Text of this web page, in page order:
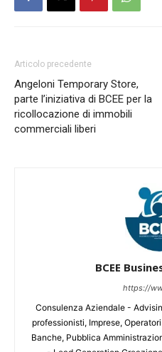
Articolo precedente
Angeloni Temporary Store,
parte l’iniziativa di BCEE per la
ricollocazione di immobili
commerciali liberi
BCEE
https://
Consulenza Aziendale -
professionisti, Imprese,
Banche, Pubblica